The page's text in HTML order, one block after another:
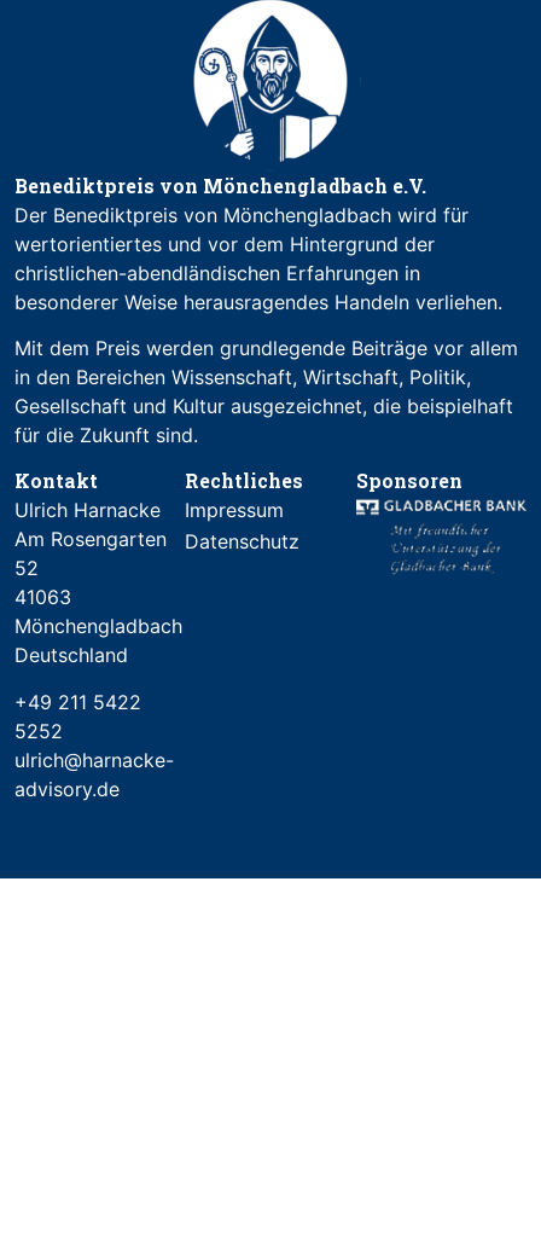
Benediktpreis von Mönchengladbach e.V.
Der Benediktpreis von Mönchengladbach wird für
wertorientiertes und vor dem Hintergrund der
christlichen-abendländischen Erfahrungen in
besonderer Weise herausragendes Handeln verliehen.
Mit dem Preis werden grundlegende Beiträge vor allem
in den Bereichen Wissenschaft, Wirtschaft, Politik,
Gesellschaft und Kultur ausgezeichnet, die beispielhaft
für die Zukunft sind.
Kontakt
Ulrich Harnacke
Am Rosengarten
52
41063
Mönchengladbach
Deutschland
+49 211 5422
5252
ulrich@harnacke-
advisory.de
Rechtliches
Impressum
Datenschutz
Sponsoren